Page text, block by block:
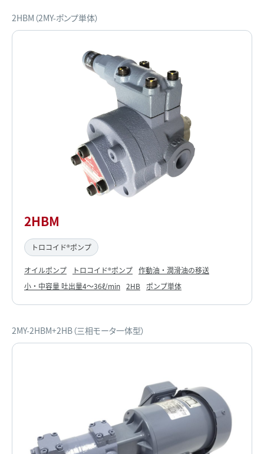
2HBM（2MY-ポンプ単体）
2HBM
トロコイド®ポンプ
オイルポンプ トロコイド®ポンプ 作動油・潤滑油の移送
小・中容量 吐出量4～36ℓ/min 2HB ポンプ単体
2MY-2HBM+2HB（三相モータ一体型）